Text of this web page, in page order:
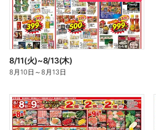
8/11(火)~8/13(木)
8月10日 ～8月13日